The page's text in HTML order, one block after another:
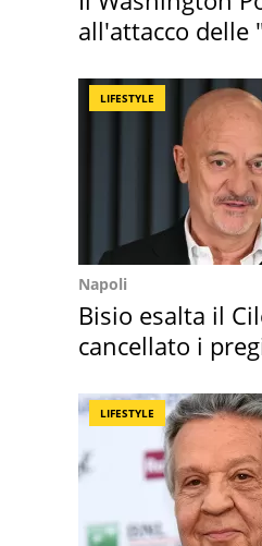
all'attacco delle
LIFESTYLE
Napoli
Bisio esalta il
cancellato i
LIFESTYLE